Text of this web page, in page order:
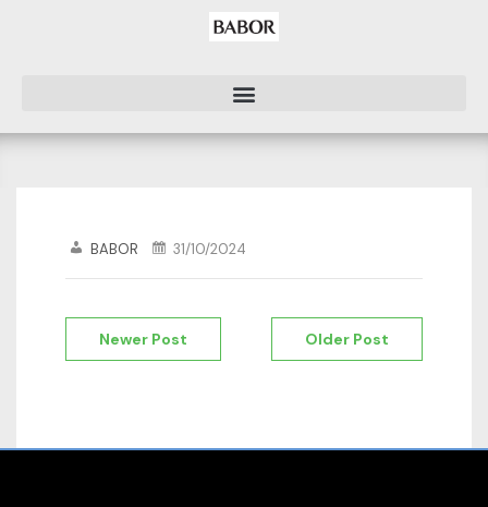
BABOR 31/10/2024
Newer Post Older Post